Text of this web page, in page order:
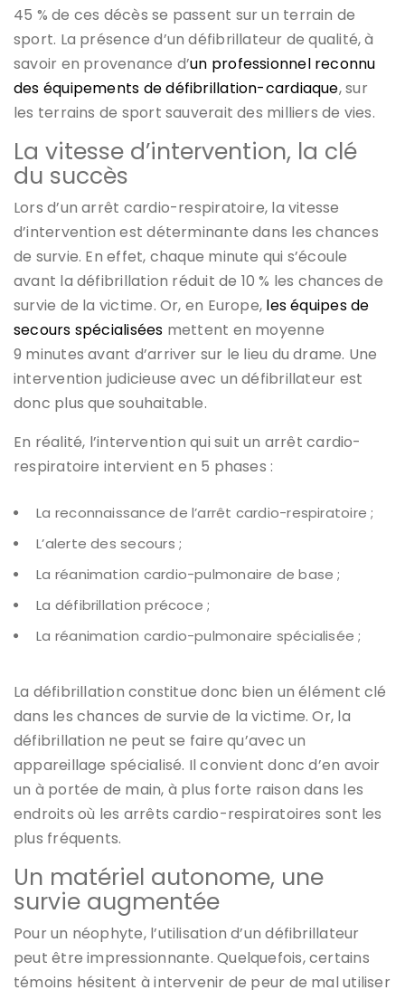
45 % de ces décès se passent sur un terrain de
sport. La présence d’un défibrillateur de qualité, à
savoir en provenance d’un professionnel reconnu
des équipements de défibrillation-cardiaque, sur
les terrains de sport sauverait des milliers de vies.
La vitesse d’intervention, la clé
du succès
Lors d’un arrêt cardio-respiratoire, la vitesse
d’intervention est déterminante dans les chances
de survie. En effet, chaque minute qui s’écoule
avant la défibrillation réduit de 10 % les chances de
survie de la victime. Or, en Europe, les équipes de
secours spécialisées mettent en moyenne
9 minutes avant d’arriver sur le lieu du drame. Une
intervention judicieuse avec un défibrillateur est
donc plus que souhaitable.
En réalité, l’intervention qui suit un arrêt cardio-
respiratoire intervient en 5 phases :
La reconnaissance de l’arrêt cardio-respiratoire ;
L’alerte des secours ;
La réanimation cardio-pulmonaire de base ;
La défibrillation précoce ;
La réanimation cardio-pulmonaire spécialisée ;
La défibrillation constitue donc bien un élément clé
dans les chances de survie de la victime. Or, la
défibrillation ne peut se faire qu’avec un
appareillage spécialisé. Il convient donc d’en avoir
un à portée de main, à plus forte raison dans les
endroits où les arrêts cardio-respiratoires sont les
plus fréquents.
Un matériel autonome, une
survie augmentée
Pour un néophyte, l’utilisation d’un défibrillateur
peut être impressionnante. Quelquefois, certains
témoins hésitent à intervenir de peur de mal utiliser